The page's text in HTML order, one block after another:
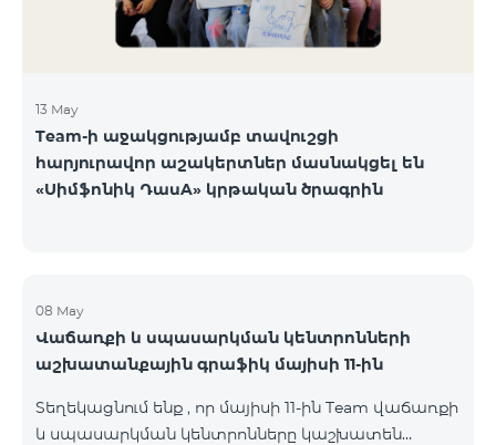
13 May
Team-ի աջակցությամբ տավուշցի
հարյուրավոր աշակերտներ մասնակցել են
«Սիմֆոնիկ ԴասA» կրթական ծրագրին
08 May
Վաճառքի և սպասարկման կենտրոնների
աշխատանքային գրաֆիկ մայիսի 11-ին
Տեղեկացնում ենք , որ մայիսի 11-ին Team վաճառքի
և սպասարկման կենտրոնները կաշխատեն